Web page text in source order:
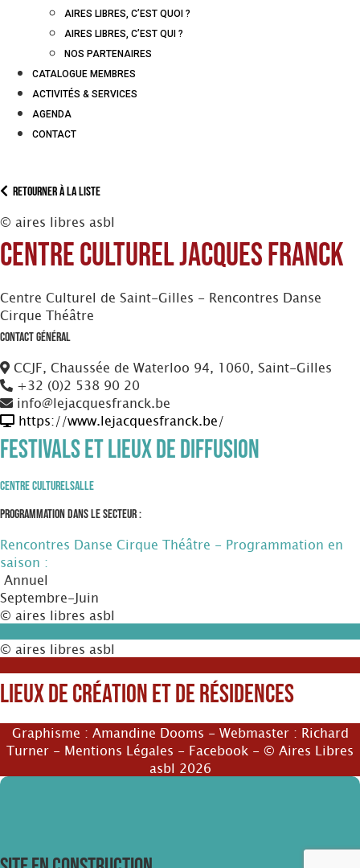
AIRES LIBRES, C’EST QUOI ?
AIRES LIBRES, C’EST QUI ?
NOS PARTENAIRES
CATALOGUE MEMBRES
ACTIVITÉS & SERVICES
AGENDA
CONTACT
Retourner à la liste
© aires libres asbl
Centre Culturel Jacques Franck
Centre Culturel de Saint-Gilles - Rencontres Danse
Cirque Théâtre
Contact Général
CCJF, Chaussée de Waterloo 94, 1060, Saint-Gilles
+32 (0)2 538 90 20
info@lejacquesfranck.be
https://www.lejacquesfranck.be/
Festivals et Lieux de diffusion
Centre CulturelSalle
Programmation dans le secteur :
Rencontres Danse Cirque Théâtre - Programmation en
saison :
Annuel
Septembre-Juin
© aires libres asbl
© aires libres asbl
Lieux de création et de résidences
Graphisme : Amandine Dooms - Webmaster : Richard
Turner - Mentions Légales - Facebook - © Aires Libres
asbl 2026